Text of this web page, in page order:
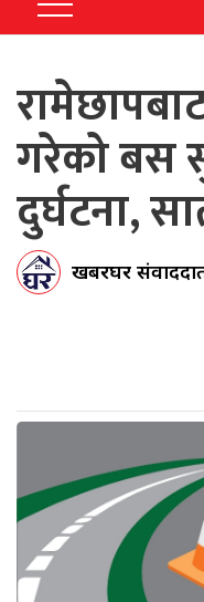
गरेको बस
दुर्घटना,
खबरघर